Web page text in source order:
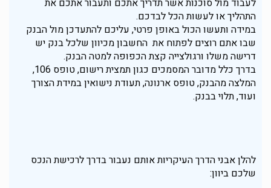
לעבוד מול סוכנות אשר תדריך אתכם ותעבור אתכם את
התהליך או לעשות הכל לבדכם.
במידה ותעשו הכול באופן פרטי, עליכם להתעדכן מול הבנק
שבו אתם רוצים לפתוח את החשבון מכיוון שלכל בנק יש
דרישה משלו ורגולצייה קצת הכפופה למטה הבנק.
בדרך כלל מדובר המסמכים כגון תמצית רישום, טופס 106,
המלצה מהבנק, טופס ארנונה, תעודת נישואין במידת הצורך
ועוד, תלוי בבנק.
להלן אבני הדרך העיקריות אותם נעבור בדרך לרכישת הנכס
שלכם ביוון: